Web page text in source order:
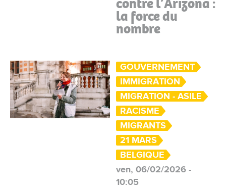
contre l’Arizona :
la force du
nombre
GOUVERNEMENT
IMMIGRATION
MIGRATION - ASILE
RACISME
MIGRANTS
21 MARS
BELGIQUE
ven, 06/02/2026 -
10:05